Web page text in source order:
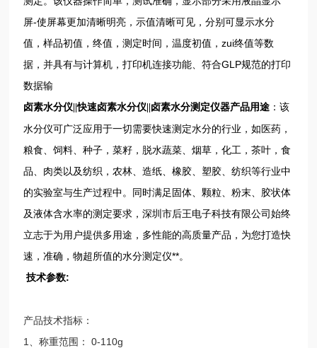
屏-使屏幕更加清晰明亮，示值清晰可见，分别可显示水分
值，样品初值，终值，测定时间，温度初值，zui终值等数
据，并具有与计算机，打印机连接功能、符合GLP规范的打印
数据输
卤素水分仪||快速卤素水分仪||卤素水分测定仪器产品用途 ：该
水分仪可广泛应用于一切需要快速测定水分的行业，如医药，
粮食、饲料、种子，菜籽，脱水蔬菜、烟草，化工，茶叶，食
品、肉类以及纺织，农林、造纸、橡胶、塑胶、纺织等行业中
的实验室与生产过程中。同时满足固体、颗粒、粉末、胶状体
及液体含水率的测定要求，深圳市后王电子科技有限公司始终
立志于为用户提供多用途，多性能的高质量产品，为您打造快
速，准确，物超所值的水分测定仪**。
技术参数:
产品技术指标：
1、称重范围： 0-110g